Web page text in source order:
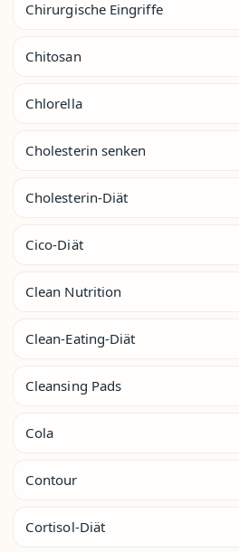
Chirurgische Eingriffe
Chitosan
Chlorella
Cholesterin senken
Cholesterin-Diät
Cico-Diät
Clean Nutrition
Clean-Eating-Diät
Cleansing Pads
Cola
Contour
Cortisol-Diät